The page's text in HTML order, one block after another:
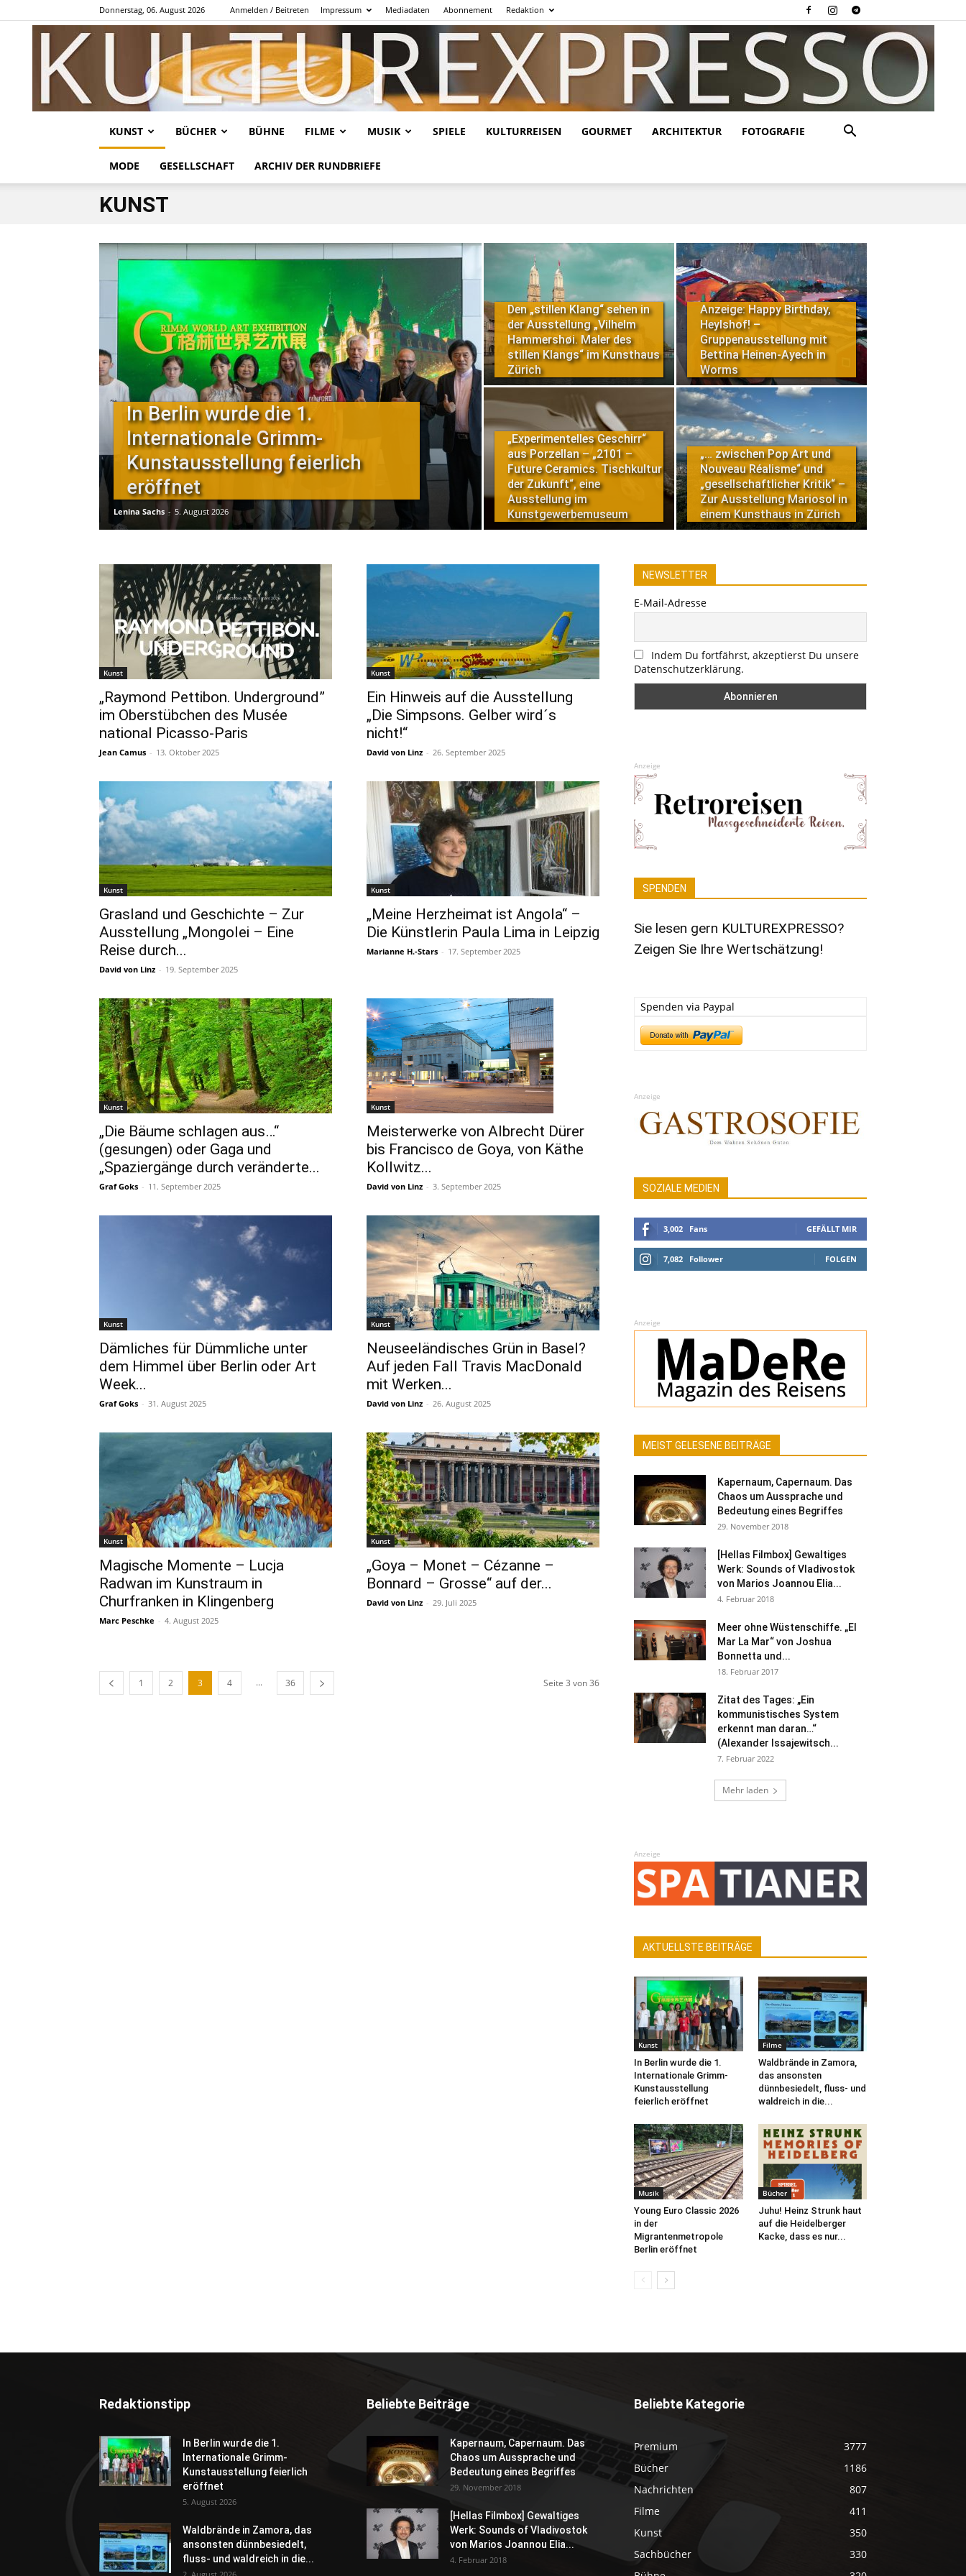
Donnerstag, 06. August 2026 Anmelden / Beitreten Impressum Mediadaten Abonnement Redaktion
KUNST BÜCHER BÜHNE FILME MUSIK SPIELE KULTURREISEN GOURMET ARCHITEKTUR FOTOGRAFIE
MODE GESELLSCHAFT ARCHIV DER RUNDBRIEFE
KUNST
In Berlin wurde die 1.
Internationale Grimm-
Kunstausstellung feierlich
eröffnet
Lenina Sachs - 5. August 2026
Den „stillen Klang“ sehen in
der Ausstellung „Vilhelm
Hammershøi. Maler des
stillen Klangs“ im Kunsthaus
Zürich
Anzeige: Happy Birthday,
Heylshof! –
Gruppenausstellung mit
Bettina Heinen-Ayech in
Worms
„Experimentelles Geschirr“
aus Porzellan – „2101 –
Future Ceramics. Tischkultur
der Zukunft“, eine
Ausstellung im
Kunstgewerbemuseum
„… zwischen Pop Art und
Nouveau Réalisme“ und
„gesellschaftlicher Kritik“ –
Zur Ausstellung Mariosol in
einem Kunsthaus in Zürich
Kunst
„Raymond Pettibon. Underground”
im Oberstübchen des Musée
national Picasso-Paris
Jean Camus - 13. Oktober 2025
Kunst
Ein Hinweis auf die Ausstellung
„Die Simpsons. Gelber wird´s
nicht!“
David von Linz - 26. September 2025
Kunst
Grasland und Geschichte – Zur
Ausstellung „Mongolei – Eine
Reise durch...
David von Linz - 19. September 2025
Kunst
„Meine Herzheimat ist Angola“ –
Die Künstlerin Paula Lima in Leipzig
Marianne H.-Stars - 17. September 2025
Kunst
„Die Bäume schlagen aus…“
(gesungen) oder Gaga und
„Spaziergänge durch veränderte...
Graf Goks - 11. September 2025
Kunst
Meisterwerke von Albrecht Dürer
bis Francisco de Goya, von Käthe
Kollwitz...
David von Linz - 3. September 2025
Kunst
Dämliches für Dümmliche unter
dem Himmel über Berlin oder Art
Week...
Graf Goks - 31. August 2025
Kunst
Neuseeländisches Grün in Basel?
Auf jeden Fall Travis MacDonald
mit Werken...
David von Linz - 26. August 2025
Kunst
Magische Momente – Lucja
Radwan im Kunstraum in
Churfranken in Klingenberg
Marc Peschke - 4. August 2025
Kunst
„Goya – Monet – Cézanne –
Bonnard – Grosse“ auf der...
David von Linz - 29. Juli 2025
1 2 3 4 ... 36 Seite 3 von 36
NEWSLETTER
E-Mail-Adresse
Indem Du fortfährst, akzeptierst Du unsere
Datenschutzerklärung.
Anzeige
SPENDEN
Sie lesen gern KULTUREXPRESSO?
Zeigen Sie Ihre Wertschätzung!
Spenden via Paypal
Anzeige
SOZIALE MEDIEN
3,002 Fans GEFÄLLT MIR
7,082 Follower FOLGEN
Anzeige
MEIST GELESENE BEITRÄGE
Kapernaum, Capernaum. Das
Chaos um Aussprache und
Bedeutung eines Begriffes
29. November 2018
[Hellas Filmbox] Gewaltiges
Werk: Sounds of Vladivostok
von Marios Joannou Elia...
4. Februar 2018
Meer ohne Wüstenschiffe. „El
Mar La Mar“ von Joshua
Bonnetta und...
18. Februar 2017
Zitat des Tages: „Ein
kommunistisches System
erkennt man daran…“
(Alexander Issajewitsch...
7. Februar 2022
Mehr laden
Anzeige
AKTUELLSTE BEITRÄGE
Kunst
In Berlin wurde die 1.
Internationale Grimm-
Kunstausstellung
feierlich eröffnet
Filme
Waldbrände in Zamora,
das ansonsten
dünnbesiedelt, fluss- und
waldreich in die...
Musik
Young Euro Classic 2026
in der
Migrantenmetropole
Berlin eröffnet
Bücher
Juhu! Heinz Strunk haut
auf die Heidelberger
Kacke, dass es nur...
Redaktionstipp
In Berlin wurde die 1.
Internationale Grimm-
Kunstausstellung feierlich
eröffnet
5. August 2026
Waldbrände in Zamora, das
ansonsten dünnbesiedelt,
fluss- und waldreich in die...
Beliebte Beiträge
Kapernaum, Capernaum. Das
Chaos um Aussprache und
Bedeutung eines Begriffes
29. November 2018
[Hellas Filmbox] Gewaltiges
Werk: Sounds of Vladivostok
von Marios Joannou Elia...
4. Februar 2018
Beliebte Kategorie
Premium
3777
Bücher
1186
Nachrichten
807
Filme
411
Kunst
350
Sachbücher
330